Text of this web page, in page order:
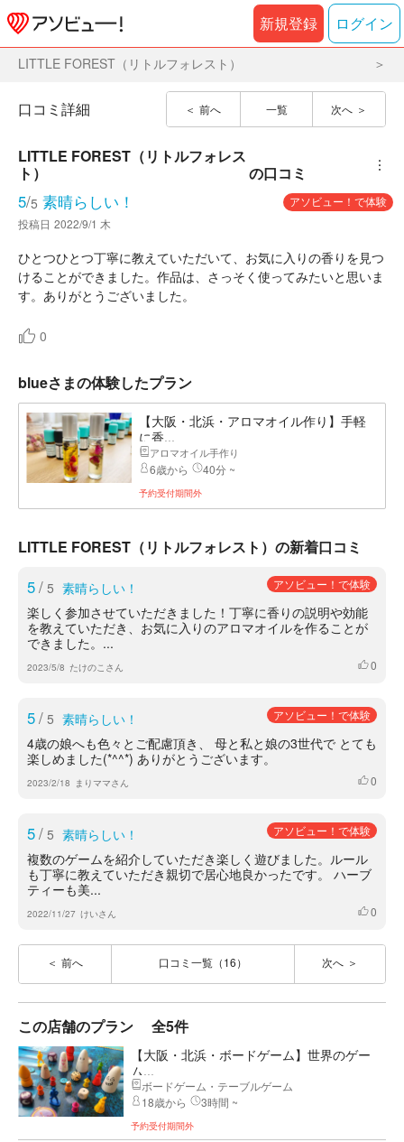
新規登録 ログイン
LITTLE FOREST（リトルフォレスト）
前へ 一覧 次へ
口コミ詳細
LITTLE FOREST（リトルフォレス
ト）
の口コミ ︙
5/5 素晴らしい！
アソビュー！で体験
投稿日 2022/9/1 木
ひとつひとつ丁寧に教えていただいて、お気に入りの香りを見つ
けることができました。作品は、さっそく使ってみたいと思いま
す。ありがとうございました。
0
blueさまの体験したプラン
【大阪・北浜・アロマオイル作り】手軽
に香...
アロマオイル手作り
6歳から 40分 ~
予約受付期間外
LITTLE FOREST（リトルフォレスト）の新着口コミ
5/ 5 素晴らしい！ アソビュー！で体験
楽しく参加させていただきました！丁寧に香りの説明や効能
を教えていただき、お気に入りのアロマオイルを作ることが
できました。...
2023/5/8 たけのこさん いいね
0
5/ 5 素晴らしい！ アソビュー！で体験
4歳の娘へも色々とご配慮頂き、 母と私と娘の3世代で とても
楽しめました(*^^*) ありがとうございます。
2023/2/18 まりママさん いいね
0
5/ 5 素晴らしい！ アソビュー！で体験
複数のゲームを紹介していただき楽しく遊びました。ルール
も丁寧に教えていただき親切で居心地良かったです。 ハーブ
ティーも美...
2022/11/27 けいさん いいね
0
前へ 口コミ一覧（16） 次へ
この店舗のプラン 全5件
【大阪・北浜・ボードゲーム】世界のゲー
ム...
ボードゲーム・テーブルゲーム
18歳から
3時間 ~
予約受付期間外